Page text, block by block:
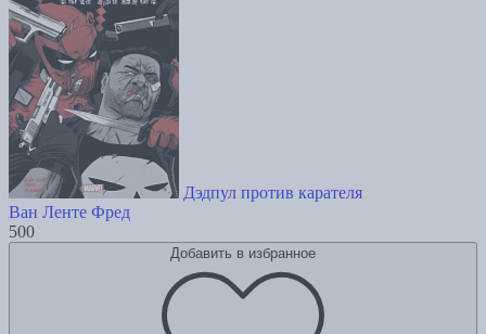
Дэдпул против карателя
Ван Ленте Фред
500
Добавить в избранное